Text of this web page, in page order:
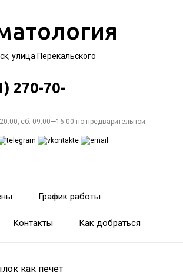
улица Перекальского
270-70-
сб: 09:00—16:00 по предварительной
График работы
Контакты Как добраться
как печет